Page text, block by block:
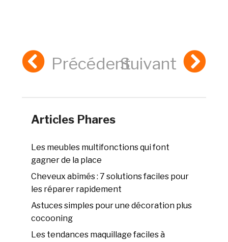
PrécédentSuivant
Articles Phares
Les meubles multifonctions qui font
gagner de la place
Cheveux abîmés : 7 solutions faciles pour
les réparer rapidement
Astuces simples pour une décoration plus
cocooning
Les tendances maquillage faciles à